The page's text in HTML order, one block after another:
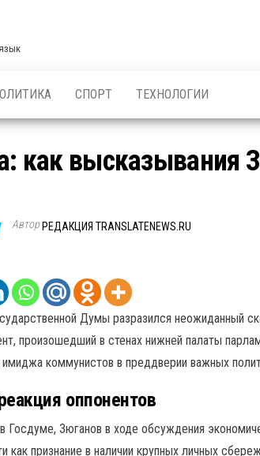
СПОРТ ТЕХНОЛОГИИ
как высказывания
Автор РЕДАКЦИЯ TRANSLATENEWS.RU
Думы разразился неожиданный
произошедший в стенах нижней палаты
коммунистов в преддверии важных
оппонентов
Госдуме, Зюганов в ходе обсуждения
как признание в наличии крупных личных